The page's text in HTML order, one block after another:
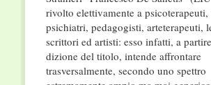
rivolto elettivamente a
psichiatri, pedagogisti, arteterapeuti,
scrittori ed artisti: esso infatti, a
dizione del titolo, intende affrontare
trasversalmente, secondo uno spettro